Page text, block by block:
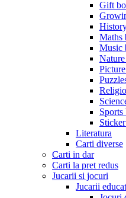
Gift
Maths
Music
Sports
Literatura
Carti diverse
Carti in dar
Carti la pret redus
Jucarii si jocuri
Jucarii